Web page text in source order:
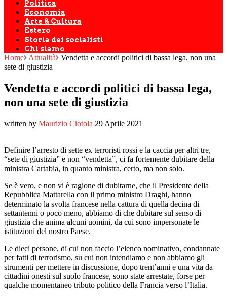
Politica
Economia
Arte & Cultura
Estero
Storia dei socialisti
Chi siamo
Home Attualità
Vendetta e accordi politici di bassa lega, non una
sete di giustizia
Vendetta e accordi politici di bassa lega,
non una sete di giustizia
written by Maurizio Ciotola 29 Aprile 2021
Definire l’arresto di sette ex terroristi rossi e la caccia per altri tre,
“sete di giustizia” e non “vendetta”, ci fa fortemente dubitare della
ministra Cartabia, in quanto ministra, certo, ma non solo.
Se è vero, e non vi è ragione di dubitarne, che il Presidente della
Repubblica Mattarella con il primo ministro Draghi, hanno
determinato la svolta francese nella cattura di quella decina di
settantenni o poco meno, abbiamo di che dubitare sul senso di
giustizia che anima alcuni uomini, da cui sono impersonate le
istituzioni del nostro Paese.
Le dieci persone, di cui non faccio l’elenco nominativo, condannate
per fatti di terrorismo, su cui non intendiamo e non abbiamo gli
strumenti per mettere in discussione, dopo trent’anni e una vita da
cittadini onesti sul suolo francese, sono state arrestate, forse per
qualche momentaneo tributo politico della Francia verso l’Italia.